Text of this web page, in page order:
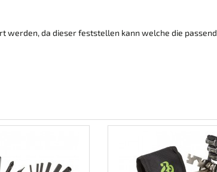
werden, da dieser feststellen kann welche die